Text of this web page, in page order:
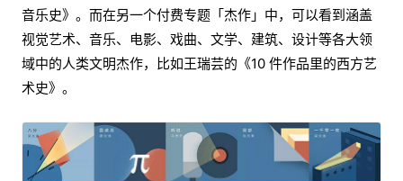
音乐史》。而在另一个付费专题「杰作」中，可以看到涵盖
视觉艺术、音乐、电影、戏曲、文学、建筑、设计等各大领
域中的人类文明杰作，比如王瑞芸的《10 件作品里的西方艺
术史》。